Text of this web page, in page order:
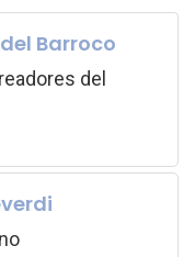
Barroco
del